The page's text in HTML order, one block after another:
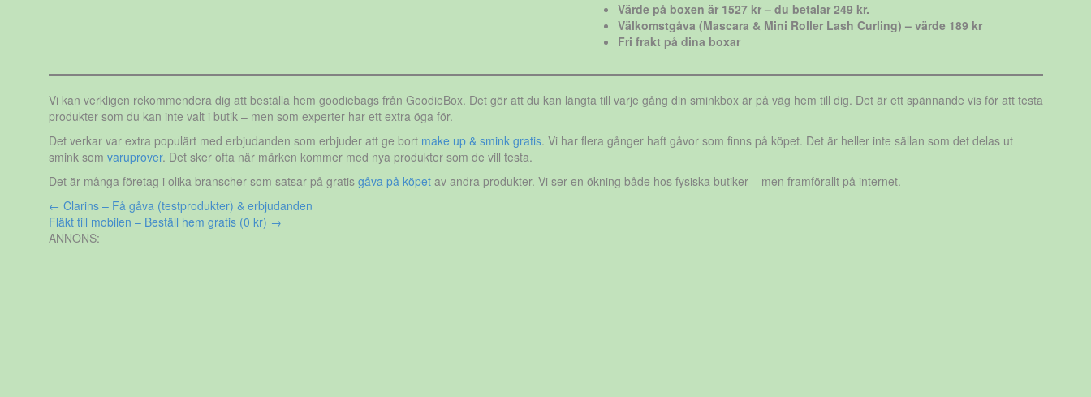
Värde på boxen är 1527 kr – du betalar 249 kr.
Välkomstgåva (Mascara & Mini Roller Lash Curling) – värde 189 kr
Fri frakt på dina boxar
Vi kan verkligen rekommendera dig att beställa hem goodiebags från GoodieBox. Det gör att du kan längta till varje gång din sminkbox är på väg hem till dig. Det är ett spännande vis för att testa
produkter som du kan inte valt i butik – men som experter har ett extra öga för.
Det verkar var extra populärt med erbjudanden som erbjuder att ge bort make up & smink gratis. Vi har flera gånger haft gåvor som finns på köpet. Det är heller inte sällan som det delas ut
smink som varuprover. Det sker ofta när märken kommer med nya produkter som de vill testa.
Det är många företag i olika branscher som satsar på gratis gåva på köpetav andra produkter. Vi ser en ökning både hos fysiska butiker – men framförallt på internet.
Inläggsnavigering
← Clarins – Få gåva (testprodukter) & erbjudanden
Fläkt till mobilen – Beställ hem gratis (0 kr) →
ANNONS: